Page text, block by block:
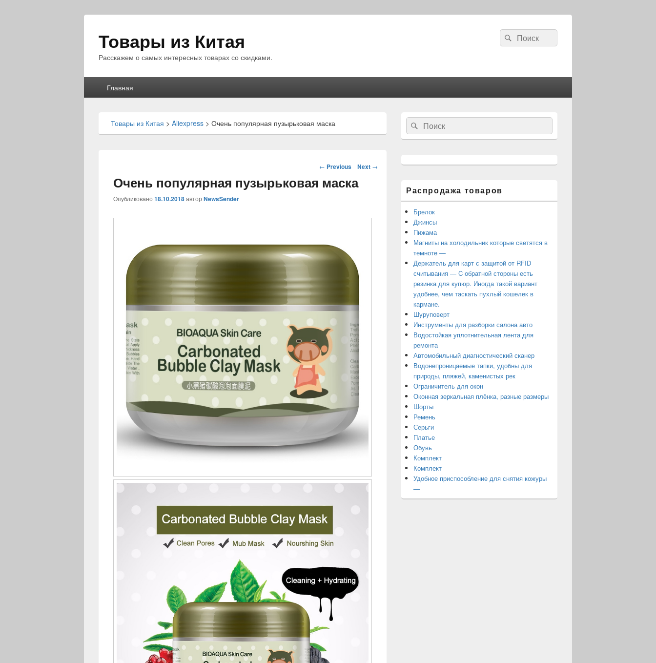
Товары из Китая
Расскажем о самых интересных товарах со скидками.
Search
for:
Search
Главная
Товары из Китая > Aliexpress > Очень популярная пузырьковая маска
Навигация
статьям
← Previous Next →
Очень популярная пузырьковая маска
Опубликовано 18.10.2018автор NewsSender
Область
основной
боковой
панели
Search
for:
Search
Распродажа товаров
Брелок
Джинсы
Пижама
Магниты на холодильник которые светятся в
темноте —
Держатель для карт с защитой от RFID
считывания — C обратной стороны есть
резинка для купюр. Иногда такой вариант
удобнее, чем таскать пухлый кошелек в
кармане.
Шуруповерт
Инструменты для разборки салона авто
Водостойкая уплотнительная лента для
ремонта
Автомобильный диагностический сканер
Водонепроницаемые тапки, удобны для
природы, пляжей, каменистых рек
Ограничитель для окон
Оконная зеркальная плёнка, разные размеры
Шорты
Ремень
Серьги
Платье
Обувь
Комплект
Комплект
Удобное приспособление для снятия кожуры
—